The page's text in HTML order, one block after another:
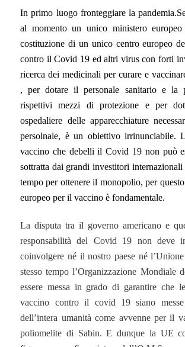
In primo luogo fronteggiare la pandemia.
al momento un unico ministero
costituzione di un unico centro europeo
contro il Covid 19 ed altri virus con forti
ricerca dei medicinali per curare e
, per dotare il personale sanitario e la
rispettivi mezzi di protezione e per
ospedaliere delle apparecchiature
persolnale, è un obiettivo irrinunciabile.
vaccino che debelli il Covid 19 non può
sottratta dai grandi investitori internazionali
tempo per ottenere il monopolio, per
europeo per il vaccino è fondamentale.
La disputa tra il governo americano e
responsabilità del Covid 19 non deve
coinvolgere né il nostro paese né
stesso tempo l’Organizzazione Mondiale
essere messa in grado di garantire che
vaccino contro il covid 19 siano
dell’intera umanità come avvenne per il
poliomelite di Sabin. E dunque la UE